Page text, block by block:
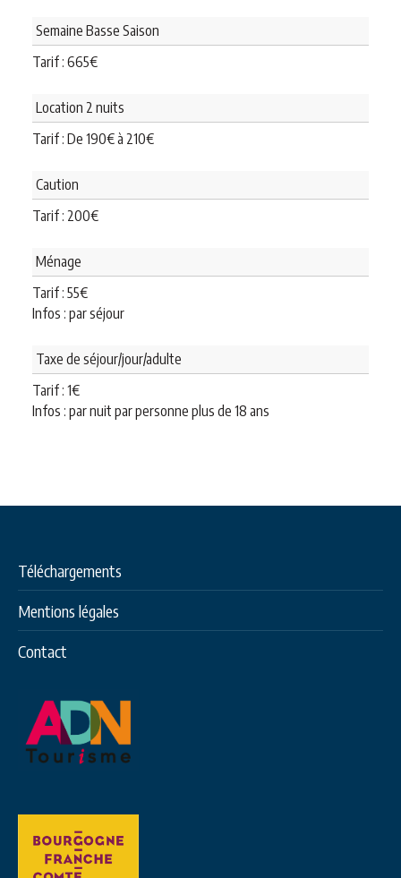
Semaine Basse Saison
Tarif : 665€
Location 2 nuits
Tarif : De 190€à 210€
Caution
Tarif : 200€
Ménage
Tarif : 55€
Infos : par séjour
Taxe de séjour/jour/adulte
Tarif : 1€
Infos : par nuit par personne plus de 18 ans
Téléchargements
Mentions légales
Contact